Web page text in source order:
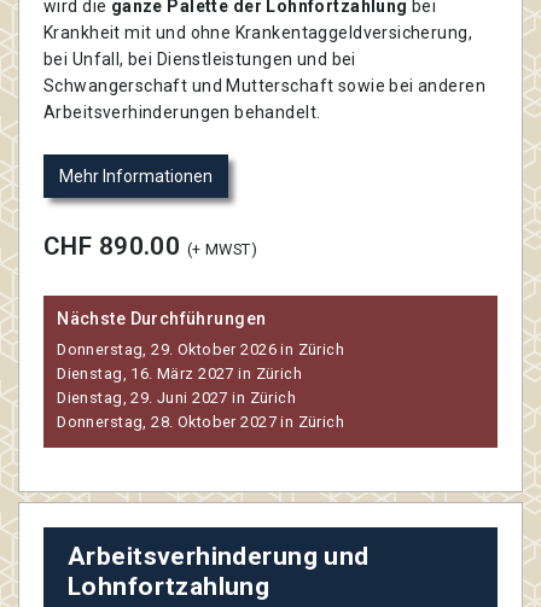
wird die ganze Palette der Lohnfortzahlung bei
Krankheit mit und ohne Krankentaggeldversicherung,
bei Unfall, bei Dienstleistungen und bei
Schwangerschaft und Mutterschaft sowie bei anderen
Arbeitsverhinderungen behandelt.
Mehr Informationen
CHF 890.00 (+ MWST)
Nächste Durchführungen
Donnerstag, 29. Oktober 2026 in Zürich
Dienstag, 16. März 2027 in Zürich
Dienstag, 29. Juni 2027 in Zürich
Donnerstag, 28. Oktober 2027 in Zürich
Arbeitsverhinderung und
Lohnfortzahlung